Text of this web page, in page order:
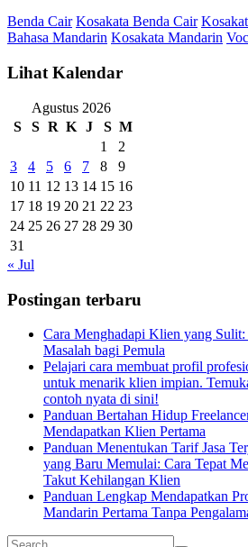
Benda Cair Kosakata Benda Cair
Bahasa Mandarin Kosakata Mandarin
Lihat Kalendar
Agustus 2026
S
S R K J S M
1
2
3
4 5 6 7 8
9
10 11 12 13 14 15 16
17 18 19 20 21 22 23
24 25 26 27 28 29 30
31
« Jul
Postingan terbaru
Cara Menghadapi Klien yang
Masalah bagi Pemula
Pelajari cara membuat profil
untuk menarik klien impian.
contoh nyata di sini!
Panduan Bertahan Hidup
Mendapatkan Klien Pertama
Panduan Menentukan Tarif Jasa
yang Baru Memulai: Cara Tepat
Takut Kehilangan Klien
Panduan Lengkap Mendapatkan
Mandarin Pertama Tanpa